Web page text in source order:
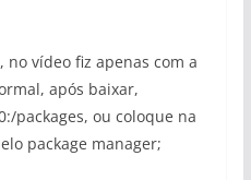
no vídeo fiz apenas com a
após baixar,
packages, ou coloque na
package manager;